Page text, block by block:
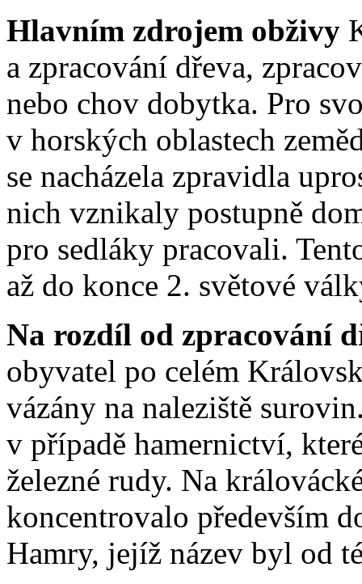
Hlavním zdrojem obživy
a zpracování dřeva,
nebo chov dobytka. Pro
v horských oblastech
se nacházela zpravidla
nich vznikaly postupně
pro sedláky pracovali.
až do konce 2. světové
Na rozdíl od zpracování
obyvatel po celém
vázány na naleziště
v případě hamernictví,
železné rudy. Na
koncentrovalo především
Hamry, jejíž název byl od